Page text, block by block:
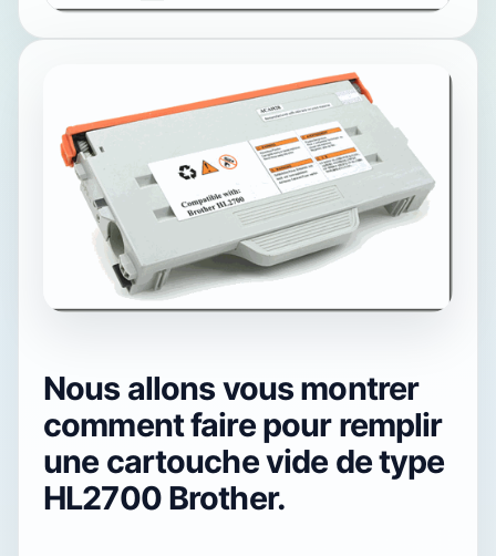
Nous allons vous montrer
comment faire pour remplir
une cartouche vide de type
HL2700 Brother.